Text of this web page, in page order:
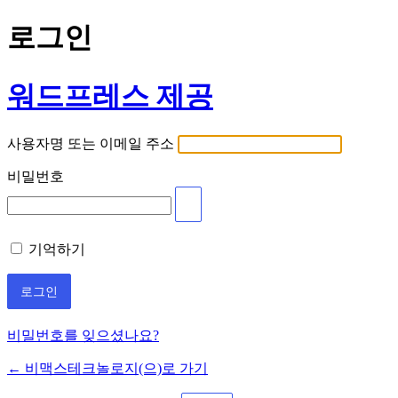
로그인
워드프레스 제공
사용자명 또는 이메일 주소
비밀번호
기억하기
비밀번호를 잊으셨나요?
← 비맥스테크놀로지(으)로 가기